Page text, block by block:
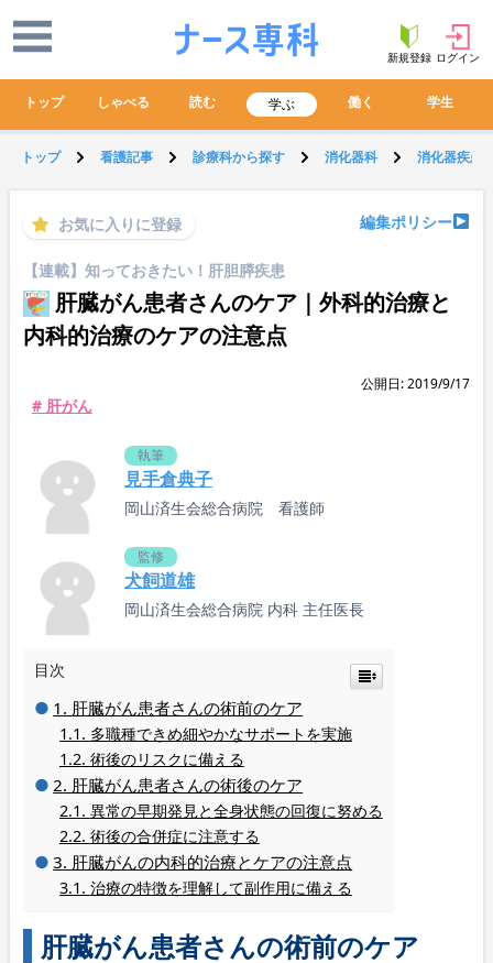
新規登録 ログイン
トップ しゃべる 読む 学ぶ 働く 学生
トップ 看護記事 診療科から探す 消化器科 消化器疾患
お気に入りに登録 編集ポリシー
【連載】知っておきたい！肝胆膵疾患
肝臓がん患者さんのケア｜外科的治療と
内科的治療のケアの注意点
公開日: 2019/9/17
# 肝がん
執筆
見手倉典子
岡山済生会総合病院 看護師
監修
犬飼道雄
岡山済生会総合病院 内科 主任医長
目次
肝臓がん患者さんの術前のケア
多職種できめ細やかなサポートを実施
術後のリスクに備える
肝臓がん患者さんの術後のケア
異常の早期発見と全身状態の回復に努める
術後の合併症に注意する
肝臓がんの内科的治療とケアの注意点
治療の特徴を理解して副作用に備える
肝臓がん患者さんの術前のケア